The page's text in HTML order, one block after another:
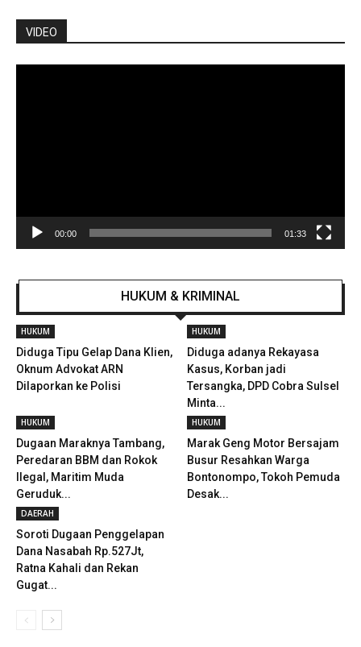
VIDEO
00:00 01:33
HUKUM & KRIMINAL
HUKUM
Diduga Tipu Gelap Dana Klien,
Oknum Advokat ARN
Dilaporkan ke Polisi
HUKUM
Diduga adanya Rekayasa
Kasus, Korban jadi
Tersangka, DPD Cobra Sulsel
Minta...
HUKUM
Dugaan Maraknya Tambang,
Peredaran BBM dan Rokok
Ilegal, Maritim Muda
Geruduk...
HUKUM
Marak Geng Motor Bersajam
Busur Resahkan Warga
Bontonompo, Tokoh Pemuda
Desak...
DAERAH
Soroti Dugaan Penggelapan
Dana Nasabah Rp.527Jt,
Ratna Kahali dan Rekan
Gugat...